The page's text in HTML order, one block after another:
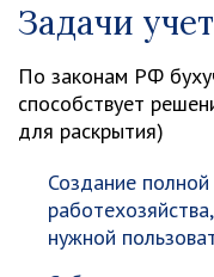
Задачи
По законам РФ
способствует
для раскрытия)
Создание
нужной